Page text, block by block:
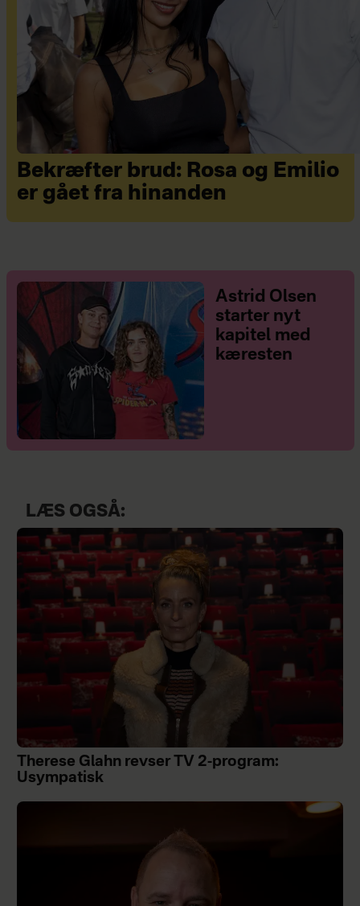
Bekræfter brud: Rosa og Emilio
er gået fra hinanden
Astrid Olsen
starter nyt
kapitel med
kæresten
LÆS OGSÅ:
Therese Glahn revser TV 2-program:
Usympatisk